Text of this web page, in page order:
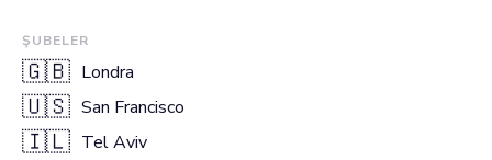
ŞUBELER
🇬🇧 Londra
🇺🇸 San Francisco
🇮🇱 Tel Aviv